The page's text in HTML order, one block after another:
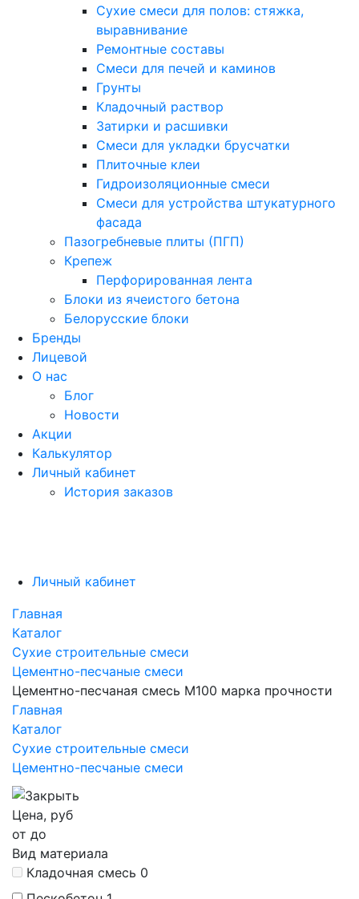
Сухие смеси для полов: стяжка,
выравнивание
Ремонтные составы
Смеси для печей и каминов
Грунты
Кладочный раствор
Затирки и расшивки
Смеси для укладки брусчатки
Плиточные клеи
Гидроизоляционные смеси
Смеси для устройства штукатурного
фасада
Пазогребневые плиты (ПГП)
Крепеж
Перфорированная лента
Блоки из ячеистого бетона
Белорусские блоки
Бренды
Лицевой
О нас
Блог
Новости
Акции
Калькулятор
Личный кабинет
История заказов
Личный кабинет
Главная
Каталог
Сухие строительные смеси
Цементно-песчаные смеси
Цементно-песчаная смесь М100 марка прочности
Главная
Каталог
Сухие строительные смеси
Цементно-песчаные смеси
Цена, руб
от до
Вид материала
Кладочная смесь 0